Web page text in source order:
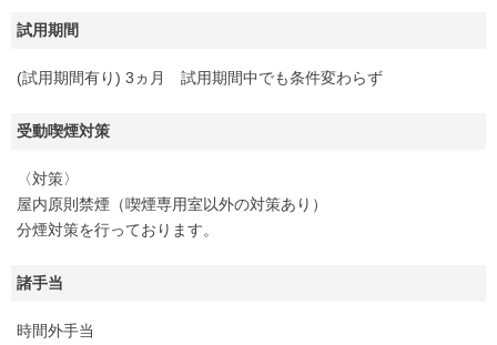
試用期間
(試用期間有り) 3ヵ月 試用期間中でも条件変わらず
受動喫煙対策
〈対策〉
屋内原則禁煙（喫煙専用室以外の対策あり）
分煙対策を行っております。
諸手当
時間外手当